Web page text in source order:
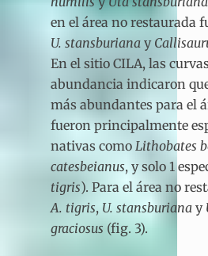
en el área no restaurada
U. stansburiana y
En el sitio CILA, las
abundancia indicaron
más abundantes para el
fueron principalmente
nativas como Lithobates
catesbeianus, y solo 1
tigris). Para el área no
A. tigris, U. stansburiana y
graciosus (fig. 3).